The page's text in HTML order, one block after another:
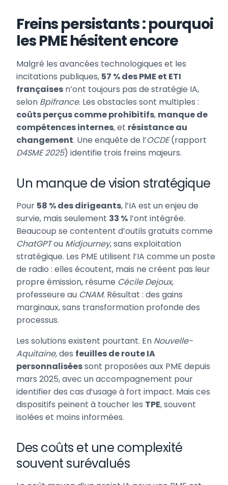
Freins persistants : pourquoi
les PME hésitent encore
Malgré les avancées technologiques et les
incitations publiques, 57 % des PME et ETI
françaises n’ont toujours pas de stratégie IA,
selon Bpifrance. Les obstacles sont multiples :
coûts perçus comme prohibitifs, manque de
compétences internes, et résistance au
changement. Une enquête de l’OCDE(rapport
D4SME 2025) identifie trois freins majeurs.
Un manque de vision stratégique
Pour 58 % des dirigeants, l’IA est un enjeu de
survie, mais seulement 33 % l’ont intégrée.
Beaucoup se contentent d’outils gratuits comme
ChatGPTou Midjourney, sans exploitation
stratégique. Les PME utilisent l’IA comme un poste
de radio : elles écoutent, mais ne créent pas leur
propre émission, résume Cécile Dejoux,
professeure au CNAM. Résultat : des gains
marginaux, sans transformation profonde des
processus.
Les solutions existent pourtant. En Nouvelle-
Aquitaine, des feuilles de route IA
personnaliséessont proposées aux PME depuis
mars 2025, avec un accompagnement pour
identifier des cas d’usage à fort impact. Mais ces
dispositifs peinent à toucher les TPE, souvent
isolées et moins informées.
Des coûts et une complexité
souvent surévalués